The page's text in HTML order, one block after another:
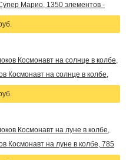
Марио, 1350 элементов -
Космонавт на солнце в колбе,
Космонавт на луне в колбе, 785